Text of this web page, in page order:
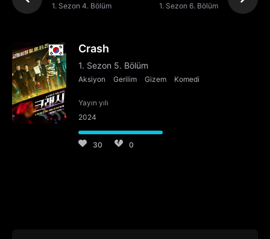
1. Sezon 4. Bölüm 1. Sezon 6. Bölüm
Crash
1. Sezon 5. Bölüm
Aksiyon Gerilim Gizem Komedi
Yayın yılı
2024
30 0